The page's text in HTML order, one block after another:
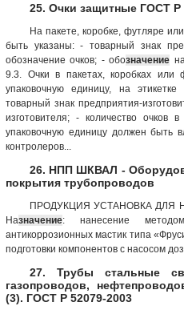
25. Очки защитные ГОСТ Р
На пакете, коробке, футляре
быть указаны: - товарный знак
обозначение очков; - обозначение
9.3. Очки в пакетах, коробках
упаковочную единицу, на
товарный знак предприятия-
изготовителя; - количество очков
упаковочную единицу должен быть
контролеров...
26. НПП ШКВАЛ -
покрытия трубопроводов
ПРОДУКЦИЯ УСТАНОВКА ДЛЯ
Назначение: нанесение
антикоррозионных мастик типа
подготовки компонентов с насосом
27. Трубы стальные
газопроводов,
(3). ГОСТ Р 52079-2003